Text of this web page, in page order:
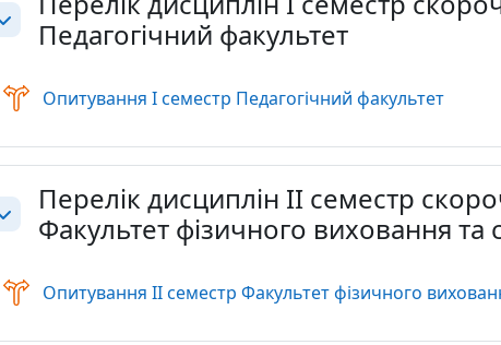
Педагогічний факультет
Опитування І семестр Педагогічний факультетВибір
Перелік дисциплін ІІ семестр
Факультет фізичного виховання та
Опитування ІІ семестр Факультет фізичного